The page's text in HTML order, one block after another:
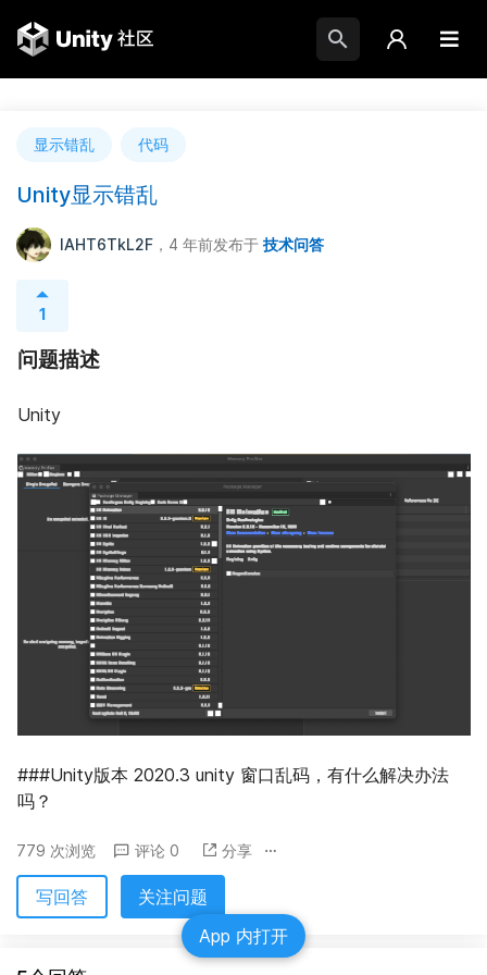
显示错乱 代码
Unity显示错乱
lAHT6TkL2F ，4 年前发布于 技术问答
1
问题描述
Unity
###Unity版本 2020.3 unity 窗口乱码，有什么解决办法
吗？
779 次浏览 评论 0 分享
写回答 关注问题
App 内打开